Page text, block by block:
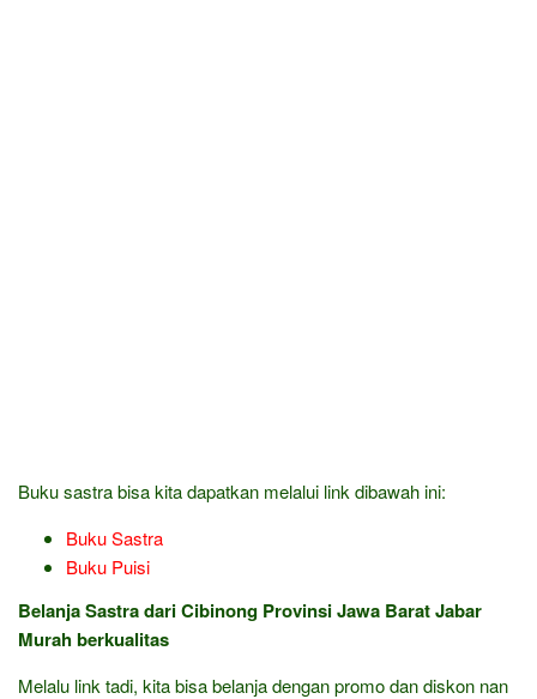
Buku sastra bisa kita dapatkan melalui link dibawah ini:
Buku Sastra
Buku Puisi
Belanja Sastra dari Cibinong Provinsi Jawa Barat Jabar
Murah berkualitas
Melalu link tadi, kita bisa belanja dengan promo dan diskon nan